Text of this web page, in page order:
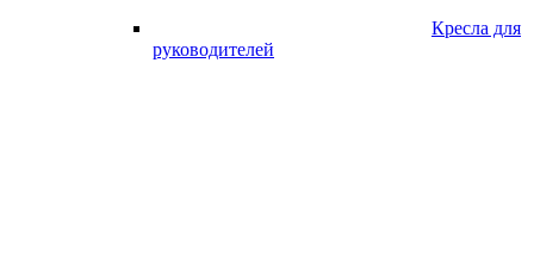
Кресла для
руководителей